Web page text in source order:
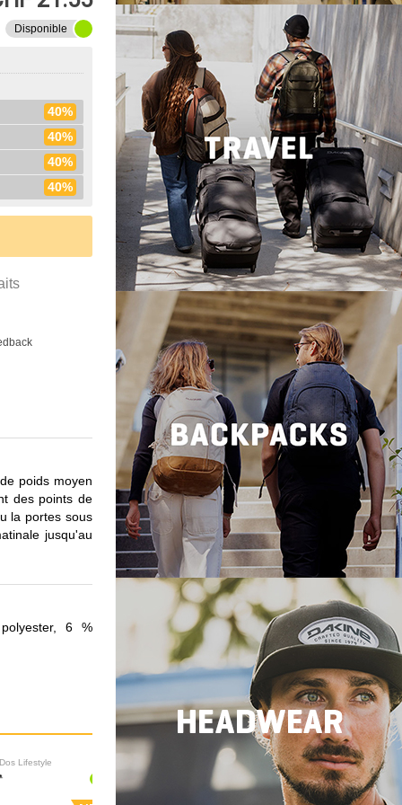
Disponible
40%
40%
40%
40%
poids moyen
des points de
la portes sous
jusqu'au
6 %
Lifestyle